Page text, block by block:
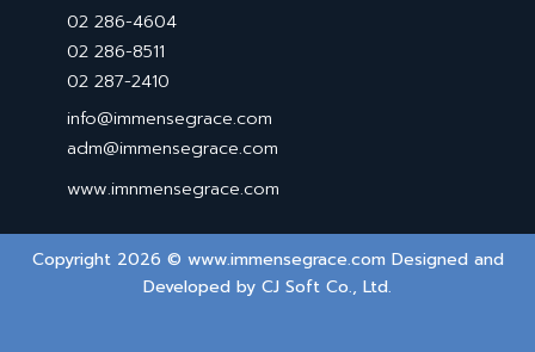
02 286-4604
02 286-8511
02 287-2410
info@immensegrace.com
adm@immensegrace.com
www.imnmensegrace.com
Copyright 2026 © www.immensegrace.com Designed and
Developed by CJ Soft Co., Ltd.